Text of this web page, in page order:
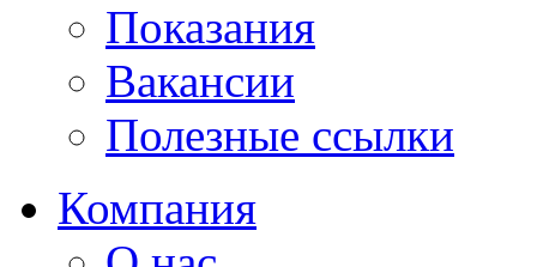
Показания
Вакансии
Полезные ссылки
Компания